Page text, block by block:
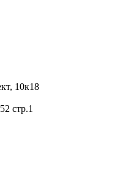
10к18
стр.1